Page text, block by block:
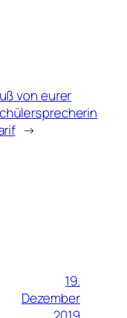
von eurer
→
19.
Dezember